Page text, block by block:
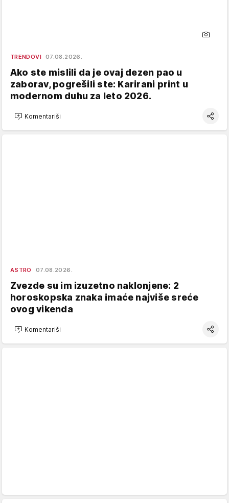
TRENDOVI 07.08.2026.
Ako ste mislili da je ovaj dezen pao u
zaborav, pogrešili ste: Karirani print u
modernom duhu za leto 2026.
Komentariši
ASTRO 07.08.2026.
Zvezde su im izuzetno naklonjene: 2
horoskopska znaka imaće najviše sreće
ovog vikenda
Komentariši